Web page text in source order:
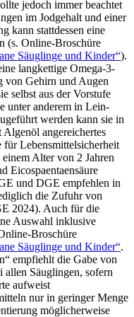
jedoch immer beachtet
im Jodgehalt und einer
kann stattdessen eine
(s. Online-Broschüre
Säuglinge und Kinder“).
langkettige Omega-3-
von Gehirn und Augen
selbst aus der Vorstufe
unter anderem in Lein-
werden kann sie in
angereichertes
Lebensmittelsicherheit
Alter von 2 Jahren
Eicospaentaensäure
und DGE empfehlen in
die Zufuhr von
2024). Auch für die
Auswahl inklusive
Broschüre
Säuglinge und Kinder“.
empfiehlt die Gabe von
Säuglingen, sofern
aufweist
nur in geringer Menge
möglicherweise